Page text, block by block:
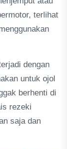
terlihat
dengan
untuk ojol
berhenti di
rezeki
saja dan